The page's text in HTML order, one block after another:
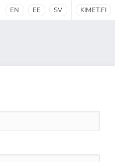
EN EE SV KIMET.FI